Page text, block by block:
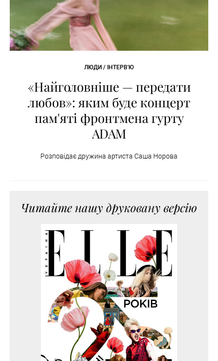
ЛЮДИ / ІНТЕРВ'Ю
«Найголовніше — передати
любов»: яким буде концерт
пам'яті фронтмена гурту
ADAM
Розповідає дружина артиста Саша Норова
Читайте нашу друковану версію